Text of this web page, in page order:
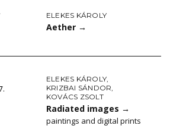
ELEKES KÁROLY
Aether →
ELEKES KÁROLY,
KRIZBAI SÁNDOR,
KOVÁCS ZSOLT
Radiated images →
paintings and digital prints